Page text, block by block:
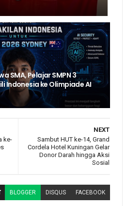
SMA, Pelajar SMPN 3
Indonesia ke Olimpiade AI
NEXT
Sambut HUT ke-14, Grand
Cordela Hotel Kuningan Gelar
Donor Darah hingga Aksi
Sosial
ke-
BLOGGER DISQUS FACEBOOK